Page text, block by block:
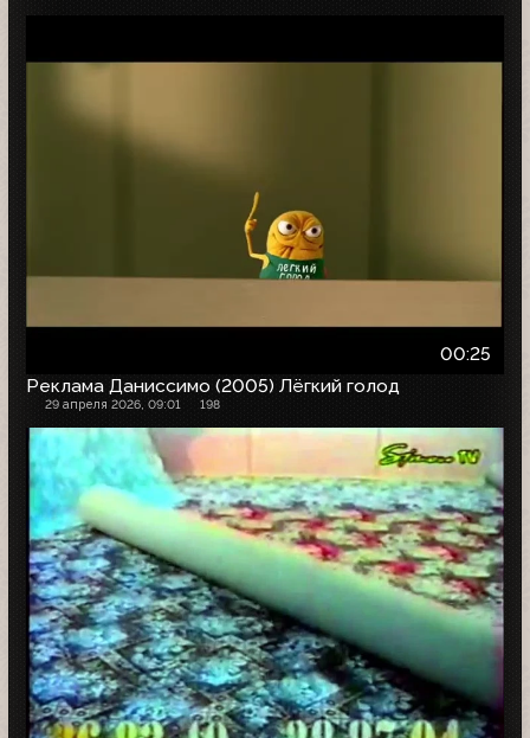
00:25
Реклама Даниссимо (2005) Лёгкий голод
29 апреля 2026, 09:01 198